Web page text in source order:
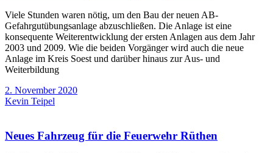
Viele Stunden waren nötig, um den Bau der neuen AB-
Gefahrgutübungsanlage abzuschließen. Die Anlage ist eine
konsequente Weiterentwicklung der ersten Anlagen aus dem Jahr
2003 und 2009. Wie die beiden Vorgänger wird auch die neue
Anlage im Kreis Soest und darüber hinaus zur Aus- und
Weiterbildung
2. November 2020
Kevin Teipel
Neues Fahrzeug für die Feuerwehr Rüthen